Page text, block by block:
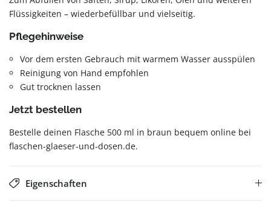
Flüssigkeiten – wiederbefüllbar und vielseitig.
Pflegehinweise
Vor dem ersten Gebrauch mit warmem Wasser ausspülen
Reinigung von Hand empfohlen
Gut trocknen lassen
Jetzt bestellen
Bestelle deinen Flasche 500 ml in braun bequem online bei
flaschen-glaeser-und-dosen.de.
Eigenschaften